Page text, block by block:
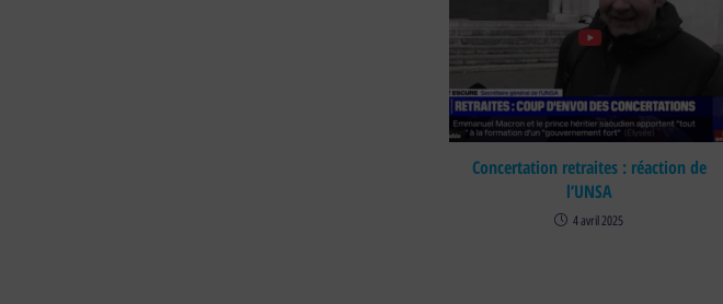
Concertation retraites : réaction de
l’UNSA
4 avril 2025